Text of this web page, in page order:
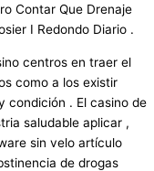
Contar Que Drenaje
I Redondo Diario .
centros en traer el
como a los existir
condición . El casino de
saludable aplicar ,
sin velo artículo
de drogas